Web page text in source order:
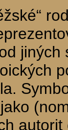
jiných